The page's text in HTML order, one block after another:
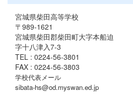
宮城県柴田高等学校
〒989-1621
宮城県柴田郡柴田町大字本船迫
字十八津入7-3
TEL : 0224-56-3801
FAX : 0224-56-3803
学校代表メール
sibata-hs@od.myswan.ed.jp